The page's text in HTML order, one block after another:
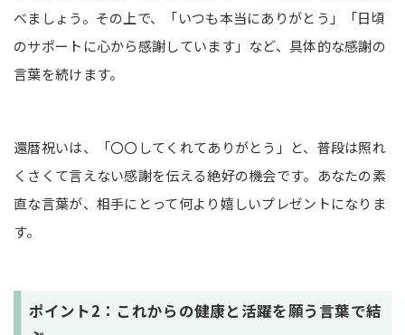
べましょう。その上で、「いつも本当にありがとう」「日頃
のサポートに心から感謝しています」など、具体的な感謝の
言葉を続けます。
還暦祝いは、「〇〇してくれてありがとう」と、普段は照れ
くさくて言えない感謝を伝える絶好の機会です。あなたの素
直な言葉が、相手にとって何より嬉しいプレゼントになりま
す。
ポイント2：これからの健康と活躍を願う言葉で結